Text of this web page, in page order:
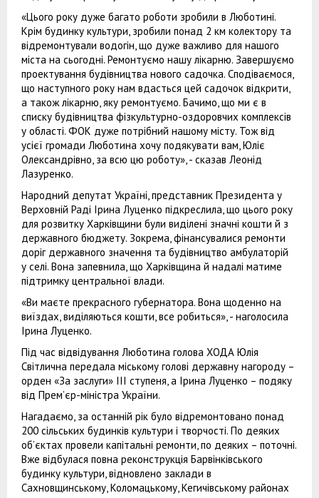
«Цього року дуже багато роботи зробили в Люботині.
Крім будинку культури, зробили понад 2 км колектору та
відремонтували водогін, що дуже важливо для нашого
міста на сьогодні. Ремонтуємо нашу лікарню. Завершуємо
проектування будівництва нового садочка. Сподіваємося,
що наступного року нам вдасться цей садочок відкрити,
а також лікарню, яку ремонтуємо. Бачимо, що ми є в
списку будівництва фізкультурно-оздоровчих комплексів
у області. ФОК дуже потрібний нашому місту. Тож від
усієї громади Люботина хочу подякувати вам, Юліє
Олександрівно, за всю цю роботу», - сказав Леонід
Лазуренко.
Народний депутат Україні, представник Президента у
Верховній Раді Ірина Луценко підкреслила, що цього року
для розвитку Харківщини були виділені значні кошти й з
державного бюджету. Зокрема, фінансувалися ремонти
доріг державного значення та будівництво амбулаторій
у селі. Вона запевнила, що Харківщина й надалі матиме
підтримку центральної влади.
«Ви маєте прекрасного губернатора. Вона щоденно на
виїздах, виділяються кошти, все робиться», - наголосила
Ірина Луценко.
Під час відвідування Люботина голова ХОДА Юлія
Світлична передала міському голові державну нагороду –
орден «За заслуги» ІІІ ступеня, а Ірина Луценко – подяку
від Прем’єр-міністра України.
Нагадаємо, за останній рік було відремонтовано понад
200 сільських будинків культури і творчості. По деяких
об’єктах провели капітальні ремонти, по деяких – поточні.
Вже відбулася повна реконструкція Барвінківського
будинку культури, відновлено заклади в
Сахновщинському, Коломацькому, Кегичівському районах